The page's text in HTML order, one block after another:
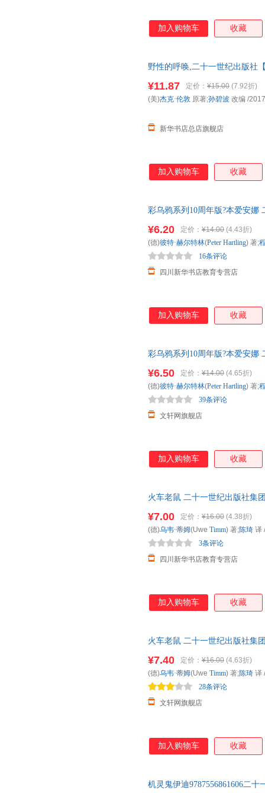
加入购物车 收藏
野性的呼唤,二十一世纪出版社
¥11.87 定价： ¥15.00 (7.92折)
新华书店总店旗舰店
(美)杰克·伦敦 原著;孙碧波 改编 /
加入购物车 收藏
彩乌鸦系列10周年版?本爱安娜
¥6.20 定价： ¥14.00 (4.43折)
四川新华书店教育专营店
16条评论
(德)彼特·赫尔特林(Peter Hartling) 著;
加入购物车 收藏
彩乌鸦系列10周年版?本爱安娜
¥6.50 定价： ¥14.00 (4.65折)
文轩网旗舰店
39条评论
(德)彼特·赫尔特林(Peter Hartling) 著;
加入购物车 收藏
火车老鼠 二十一世纪出版社集
¥7.00 定价： ¥16.00 (4.38折)
四川新华书店教育专营店
3条评论
(德)乌韦·蒂姆(Uwe Timm) 著;陈琦 译
加入购物车 收藏
火车老鼠 二十一世纪出版社集
¥7.40 定价： ¥16.00 (4.63折)
文轩网旗舰店
28条评论
(德)乌韦·蒂姆(Uwe Timm) 著;陈琦 译
加入购物车 收藏
机灵鬼伊迪9787556861606二